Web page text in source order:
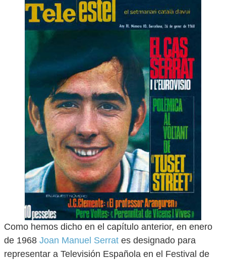
Como hemos dicho en el capítulo anterior, en enero
de 1968 Joan Manuel Serrat es designado para
representar a Televisión Española en el Festival de